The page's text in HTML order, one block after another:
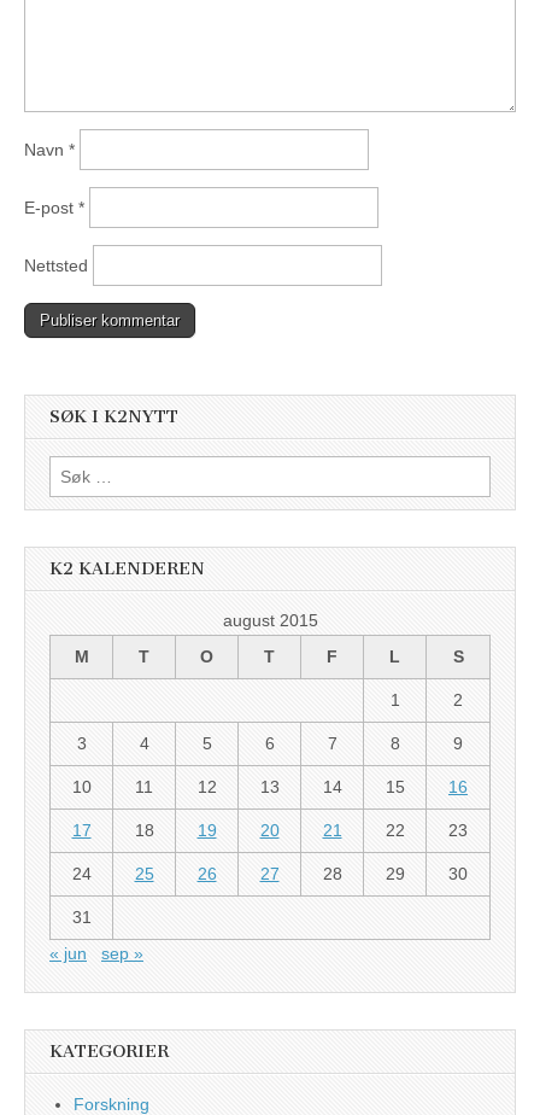
Navn *
E-post *
Nettsted
SØK I K2NYTT
Søk
etter:
K2 KALENDEREN
august 2015
M
T O T F L S
1 2
3 4 5 6 7 8 9
10 11 12 13 14 15 16
17 18 19 20 21 22 23
24 25 26 27 28 29 30
31
« jun
sep »
KATEGORIER
Forskning